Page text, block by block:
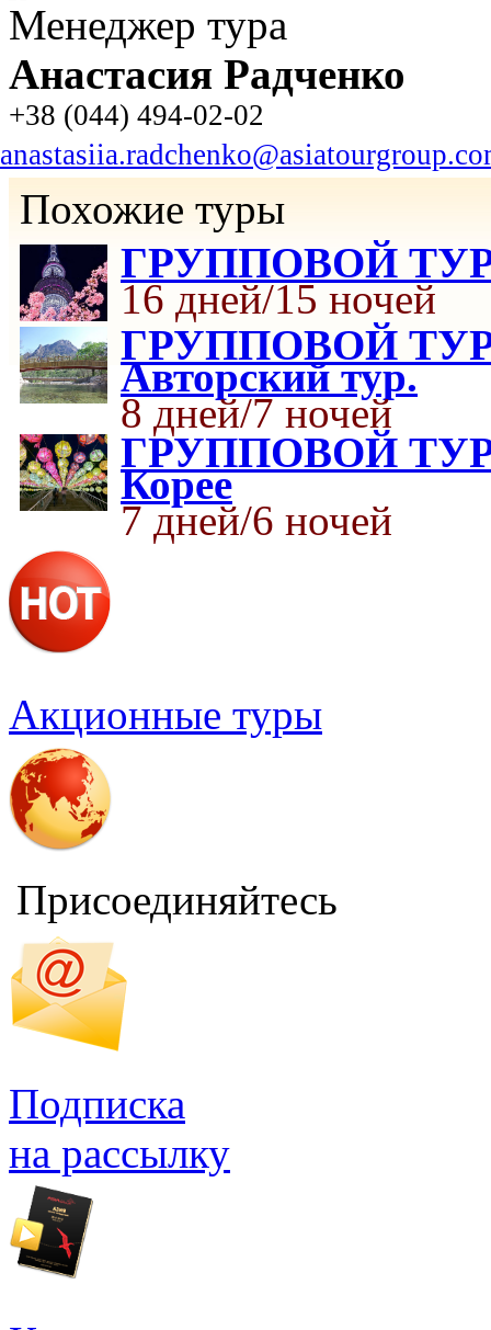
Менеджер тура
Анастасия Радченко
+38 (044) 494-02-02
Похожие туры
ГРУППОВОЙ ТУР
16 дней/15 ночей
ГРУППОВОЙ ТУР
Авторский тур.
8 дней/7 ночей
ГРУППОВОЙ ТУР
Корее
7 дней/6 ночей
Акционные туры
Присоединяйтесь
Подписка
на рассылку